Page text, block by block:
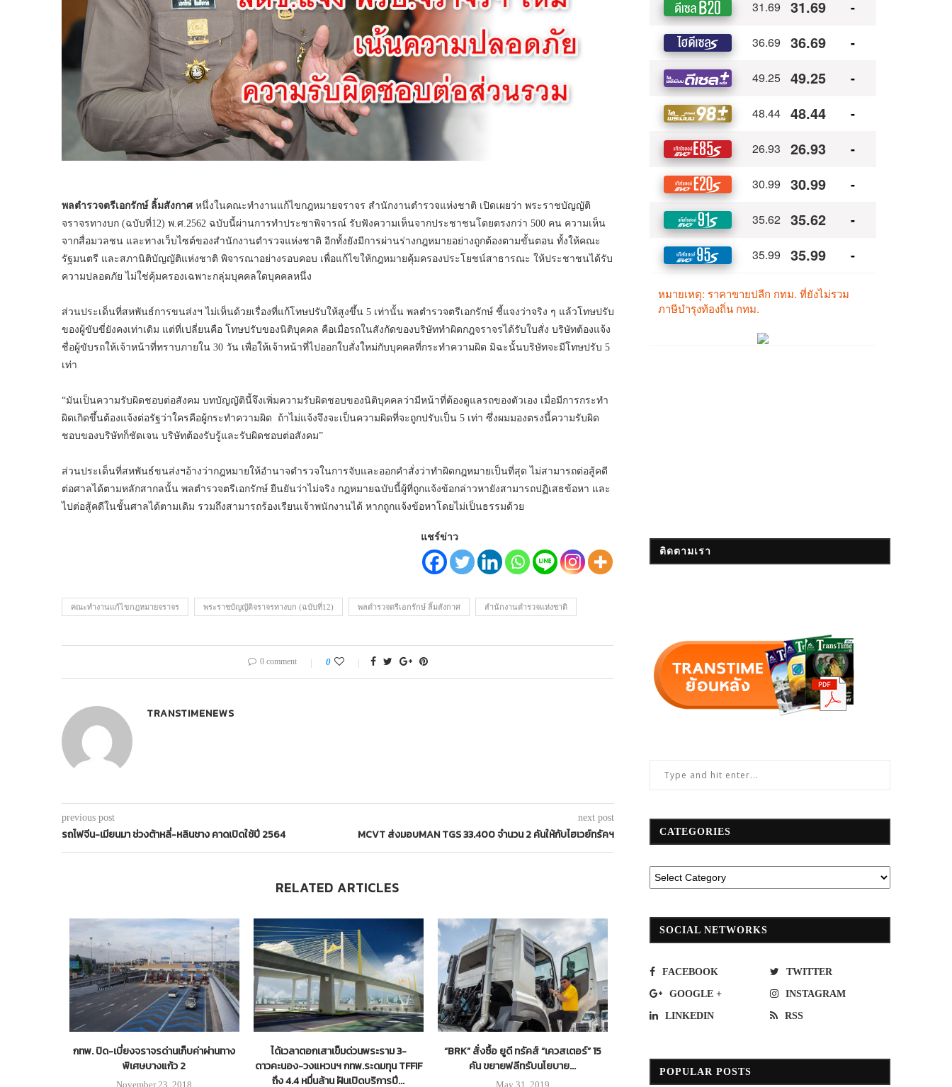
พลตำรวจตรีเอกรักษ์ ลิ้มสังกาศหนึ่งในคณะทำงานแก้ไขกฎหมายจราจร สำนักงานตำรวจแห่งชาติ เปิดเผยว่า พระราชบัญญัติ
จราจรทางบก (ฉบับที่12) พ.ศ.2562 ฉบับนี้ผ่านการทำประชาพิจารณ์ รับฟังความเห็นจากประชาชนโดยตรงกว่า 500 คน ความเห็น
จากสื่อมวลชน และทางเว็บไซต์ของสำนักงานตำรวจแห่งชาติ อีกทั้งยังมีการผ่านร่างกฎหมายอย่างถูกต้องตามขั้นตอน ทั้งให้คณะ
รัฐมนตรี และสภานิติบัญญัติแห่งชาติ พิจารณาอย่างรอบคอบ เพื่อแก้ไขให้กฎหมายคุ้มครองประโยชน์สาธารณะ ให้ประชาชนได้รับ
ความปลอดภัย ไม่ใช่คุ้มครองเฉพาะกลุ่มบุคคลใดบุคคลหนึ่ง
ส่วนประเด็นที่สหพันธ์การขนส่งฯ ไม่เห็นด้วยเรื่องที่แก้โทษปรับให้สูงขึ้น 5 เท่านั้น พลตำรวจตรีเอกรักษ์ ชี้แจงว่าจริง ๆ แล้วโทษปรับ
ของผู้ขับขี่ยังคงเท่าเดิม แต่ที่เปลี่ยนคือ โทษปรับของนิติบุคคล คือเมื่อรถในสังกัดของบริษัททำผิดกฎจราจรได้รับใบสั่ง บริษัทต้องแจ้ง
ชื่อผู้ขับรถให้เจ้าหน้าที่ทราบภายใน 30 วัน เพื่อให้เจ้าหน้าที่ไปออกใบสั่งใหม่กับบุคคลที่กระทำความผิด มิฉะนั้นบริษัทจะมีโทษปรับ 5
เท่า
“มันเป็นความรับผิดชอบต่อสังคม บทบัญญัตินี้จึงเพิ่มความรับผิดชอบของนิติบุคคลว่ามีหน้าที่ต้องดูแลรถของตัวเอง เมื่อมีการกระทำ
ผิดเกิดขึ้นต้องแจ้งต่อรัฐว่าใครคือผู้กระทำความผิด ถ้าไม่แจ้งจึงจะเป็นความผิดที่จะถูกปรับเป็น 5 เท่า ซึ่งผมมองตรงนี้ความรับผิด
ชอบของบริษัทก็ชัดเจน บริษัทต้องรับรู้และรับผิดชอบต่อสังคม”
ส่วนประเด็นที่สหพันธ์ขนส่งฯอ้างว่ากฎหมายให้อำนาจตำรวจในการจับและออกคำสั่งว่าทำผิดกฎหมายเป็นที่สุด ไม่สามารถต่อสู้คดี
ต่อศาลได้ตามหลักสากลนั้น พลตำรวจตรีเอกรักษ์ ยืนยันว่าไม่จริง กฎหมายฉบับนี้ผู้ที่ถูกแจ้งข้อกล่าวหายังสามารถปฏิเสธข้อหา และ
ไปต่อสู้คดีในชั้นศาลได้ตามเดิม รวมถึงสามารถร้องเรียนเจ้าพนักงานได้ หากถูกแจ้งข้อหาโดยไม่เป็นธรรมด้วย
แชร์ข่าว
คณะทำงานแก้ไขกฎหมายจราจร พระราชบัญญัติจราจรทางบก (ฉบับที่12) พลตำรวจตรีเอกรักษ์ ลิ้มสังกาศ สำนักงานตำรวจแห่งชาติ
0 comment 0
TRANSTIMENEWS
previous post
รถไฟจีน-เมียนมา ช่วงต้าหลี่-หลินชาง คาดเปิดใช้ปี 2564
next post
MCVT ส่งมอบMAN TGS 33.400 จำนวน 2 คันให้กับไฮเวย์ทรัคฯ
RELATED ARTICLES
กทพ. ปิด-เบี่ยงจราจรด่านเก็บค่าผ่านทาง
พิเศษบางแก้ว 2
November 23, 2018
ได้เวลาตอกเสาเข็มด่วนพระราม 3-
ดาวคะนอง-วงแหวนฯ กทพ.ระดมทุน TFFIF
ถึง 4.4 หมื่นล้าน ฝันเปิดบริการปี...
“BRK” สั่งซื้อ ยูดี ทรัคส์ “เควสเตอร์” 15
คัน ขยายฟลีทรับนโยบาย...
May 31, 2019
บิดเบือนราคา
September 12, 2022 April 8, 2020
ติดตามเรา
CATEGORIES
SOCIAL NETWORKS
FACEBOOK TWITTER
GOOGLE + INSTAGRAM
LINKEDIN RSS
POPULAR POSTS